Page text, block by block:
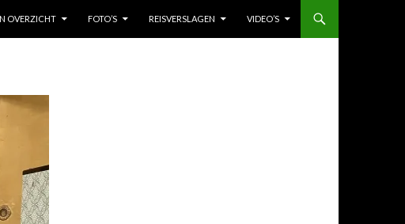
OVERZICHT FOTO’S REISVERSLAGEN VIDEO’S